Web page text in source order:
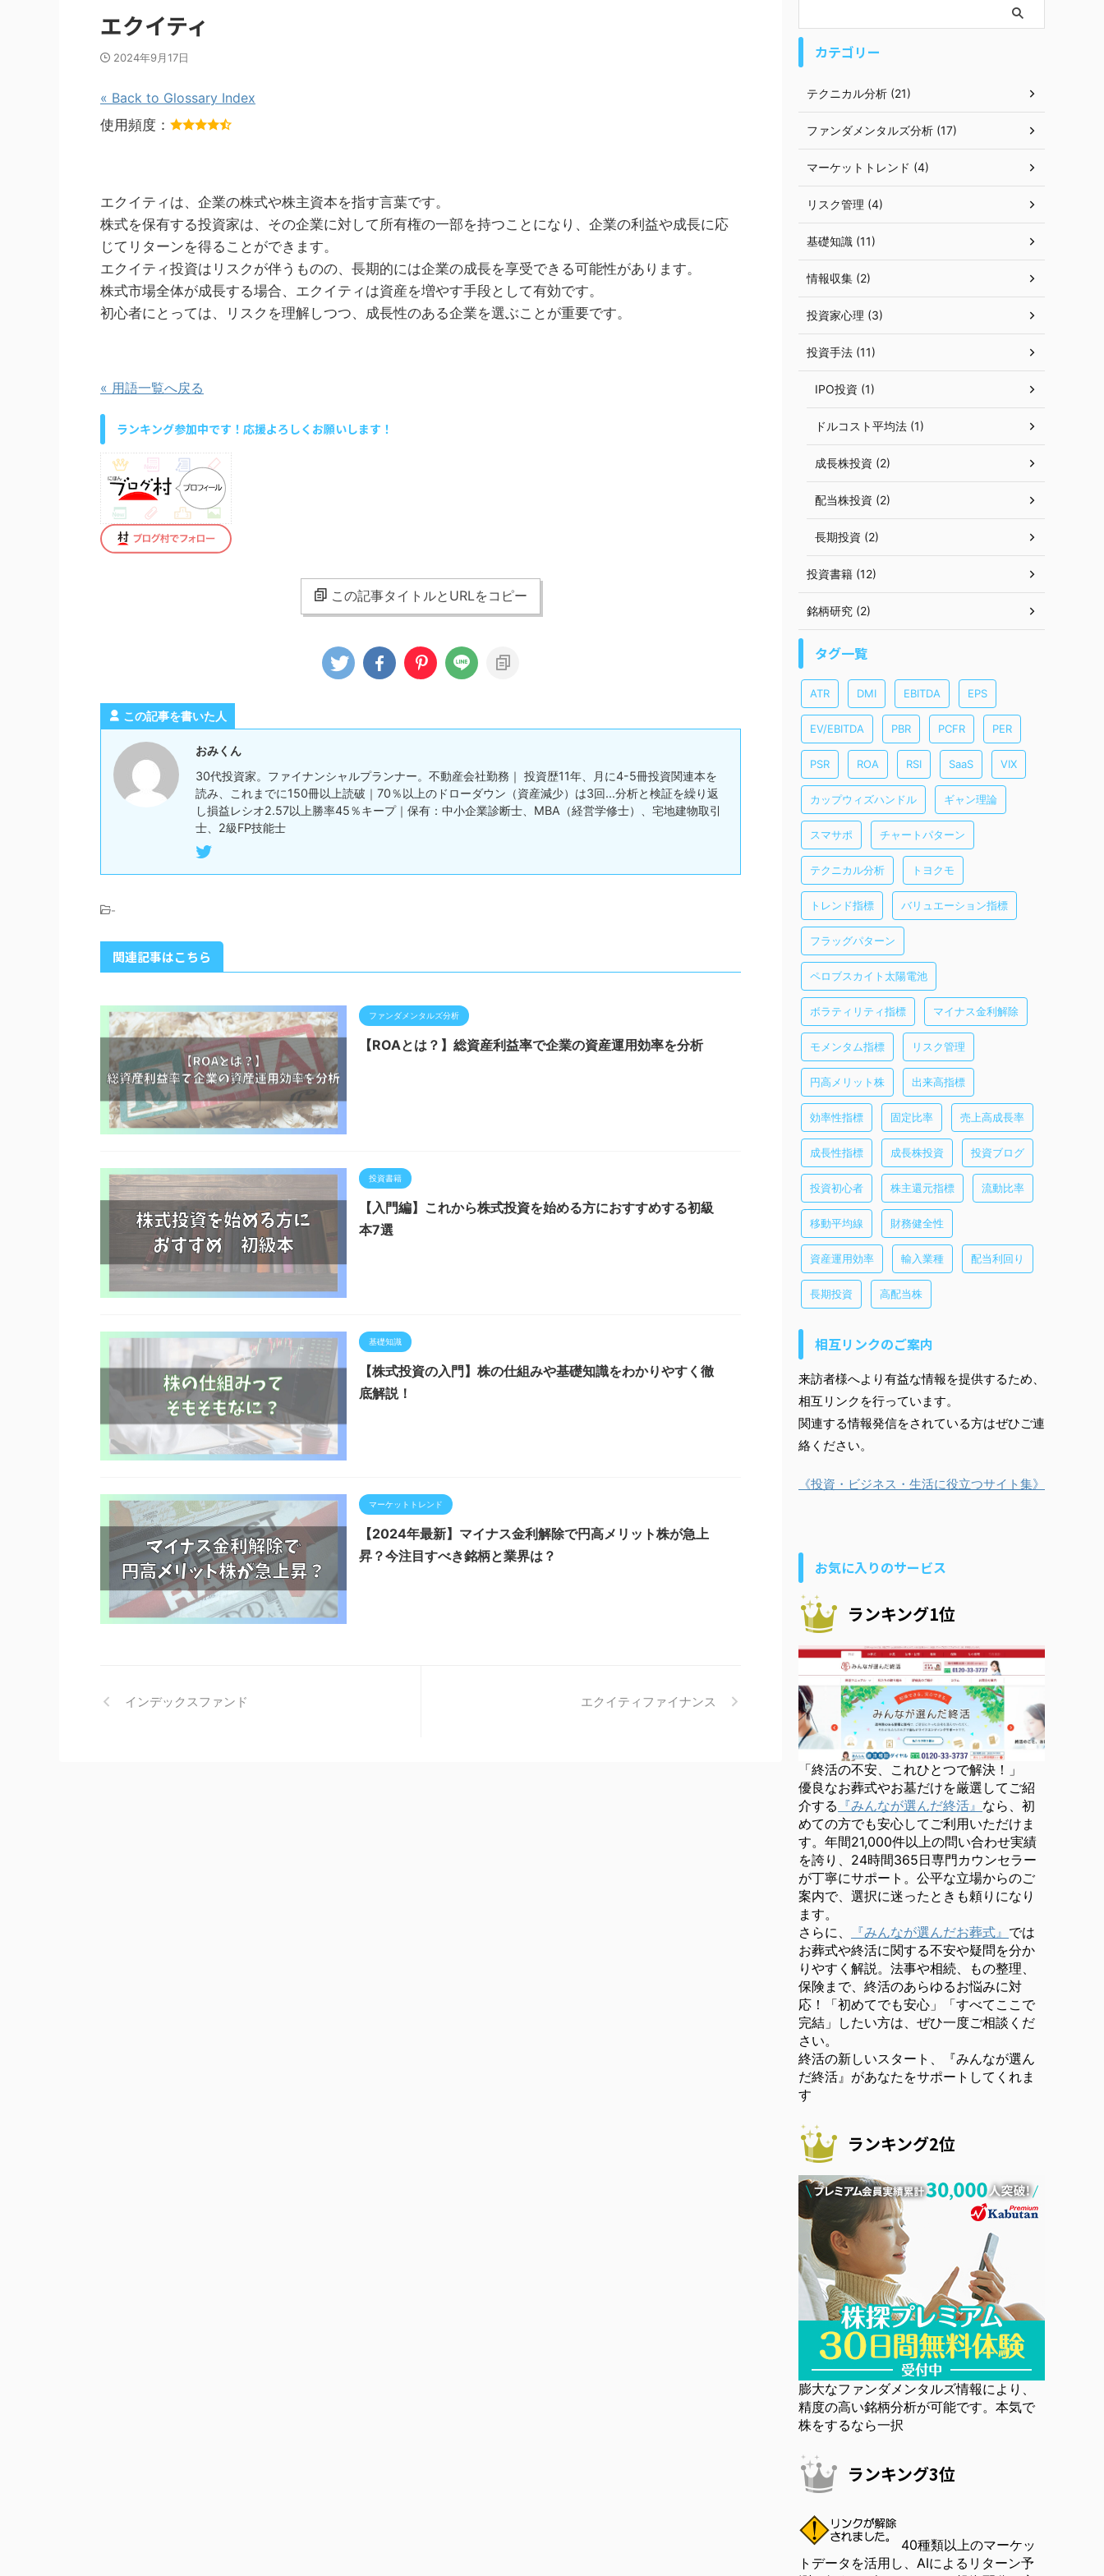
エクイティ
2024年9月17日
« Back to Glossary Index
使用頻度：
エクイティは、企業の株式や株主資本を指す言葉です。
株式を保有する投資家は、その企業に対して所有権の一部を持つことになり、企業の利益や成長に応
じてリターンを得ることができます。
エクイティ投資はリスクが伴うものの、長期的には企業の成長を享受できる可能性があります。
株式市場全体が成長する場合、エクイティは資産を増やす手段として有効です。
初心者にとっては、リスクを理解しつつ、成長性のある企業を選ぶことが重要です。
« 用語一覧へ戻る
ランキング参加中です！応援よろしくお願いします！
この記事タイトルとURLをコピー
この記事を書いた人
おみくん
30代投資家。ファイナンシャルプランナー。不動産会社勤務｜ 投資歴11年、月に4-5冊投資関連本を
読み、これまでに150冊以上読破｜70％以上のドローダウン（資産減少）は3回...分析と検証を繰り返
し損益レシオ2.57以上勝率45％キープ｜保有：中小企業診断士、MBA（経営学修士）、宅地建物取引
士、2級FP技能士
-
関連記事はこちら
ファンダメンタルズ分析
【ROAとは？】総資産利益率で企業の資産運用効率を分析
投資書籍
【入門編】これから株式投資を始める方におすすめする初級
本7選
基礎知識
【株式投資の入門】株の仕組みや基礎知識をわかりやすく徹
底解説！
マーケットトレンド
【2024年最新】マイナス金利解除で円高メリット株が急上
昇？今注目すべき銘柄と業界は？
インデックスファンド エクイティファイナンス
カテゴリー
テクニカル分析 (21)
ファンダメンタルズ分析 (17)
マーケットトレンド (4)
リスク管理 (4)
基礎知識 (11)
情報収集 (2)
投資家心理 (3)
投資手法 (11)
IPO投資 (1)
ドルコスト平均法 (1)
成長株投資 (2)
配当株投資 (2)
長期投資 (2)
投資書籍 (12)
銘柄研究 (2)
タグ一覧
ATR DMI EBITDA EPS
EV/EBITDA PBR PCFR PER
PSR ROA RSI SaaS VIX
カップウィズハンドル ギャン理論
スマサポ チャートパターン
テクニカル分析 トヨクモ
トレンド指標 バリュエーション指標
フラッグパターン
ペロブスカイト太陽電池
ボラティリティ指標 マイナス金利解除
モメンタム指標 リスク管理
円高メリット株 出来高指標
効率性指標 固定比率 売上高成長率
成長性指標 成長株投資 投資ブログ
投資初心者 株主還元指標 流動比率
移動平均線 財務健全性
資産運用効率 輸入業種 配当利回り
長期投資 高配当株
相互リンクのご案内
来訪者様へより有益な情報を提供するため、
相互リンクを行っています。
関連する情報発信をされている方はぜひご連
絡ください。
《投資・ビジネス・生活に役立つサイト集》
お気に入りのサービス
ランキング1位
「終活の不安、これひとつで解決！」
優良なお葬式やお墓だけを厳選してご紹
介する 『みんなが選んだ終活』 なら、初
めての方でも安心してご利用いただけま
す。年間21,000件以上の問い合わせ実績
を誇り、24時間365日専門カウンセラー
が丁寧にサポート。公平な立場からのご
案内で、選択に迷ったときも頼りになり
ます。
さらに、
『みんなが選んだお葬式』 では
お葬式や終活に関する不安や疑問を分か
りやすく解説。法事や相続、もの整理、
保険まで、終活のあらゆるお悩みに対
応！「初めてでも安心」「すべてここで
完結」したい方は、ぜひ一度ご相談くだ
さい。
終活の新しいスタート、『みんなが選ん
だ終活』があなたをサポートしてくれま
す
ランキング2位
膨大なファンダメンタルズ情報により、
精度の高い銘柄分析が可能です。本気で
株をするなら一択
ランキング3位
40種類以上のマーケッ
トデータを活用し、AIによるリターン予